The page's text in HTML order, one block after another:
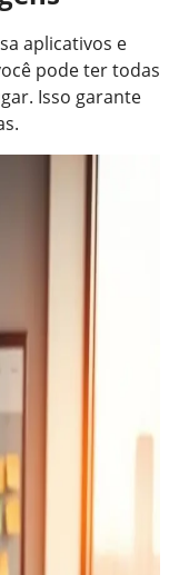
aplicativos e
pode ter todas
Isso garante